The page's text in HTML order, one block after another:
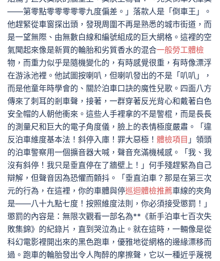
——第零點零零零零零九度偏差。」落款人是「倒車王」。
他趕緊從車窗探出頭，發現周圍不再是熟悉的城市街道，而
是一望無際、由無數白線和編號組成的巨大網格。這裡的空
氣聞起來像是新買的輪胎和劣質香水的混合一般勞工體檢
物，而重力似乎是隨機變化的，有時感覺很重，有時像漂浮
在游泳池裡。他試圖按喇叭，但喇叭發出的不是「叭叭」，
而是他童年時學會的、關於泊車口訣的魔性兒歌。四面八方
傳來了刺耳的剎車聲，接著，一群穿著反光背心和戴著白色
安全帽的人朝他衝來。這些人手裡拿的不是警棍，而是長長
的測量尺和巨大的電子角度儀，臉上的表情極度嚴肅。「違
反泊車維度基本法！斜停入庫！罪大惡極！ 體檢項目 」領頭
的泊車警察用一個擴音器大喊，聲音充滿機械感。「我、我
沒有斜停！我只是垂直停在了牆壁上！」何手殘趕緊為自己
辯解，但聲音因為恐懼而顫抖。「垂直泊車？那是在第三次
元的行為，在這裡，你的車體與停巡迴體檢推薦車線的夾角
是——八十九點七度！按照維度法則，你必須接受懲罰！」
懲罰的內容是：無限次觀看一部名為**《新手泊車七百次失
敗集錦》的紀錄片，直到哭泣為止。就在這時，一輛像是從
科幻電影裡開出來的黑色跑車，優雅地從網格的邊緣漂移而
過。跑車的輪胎發出令人陶醉的摩擦聲，它以一種近乎蔑視